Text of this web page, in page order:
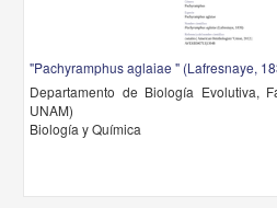
"Pachyramphus aglaiae " (Lafresnaye,
Departamento de Biología Evolutiva,
UNAM)
Biología y Química